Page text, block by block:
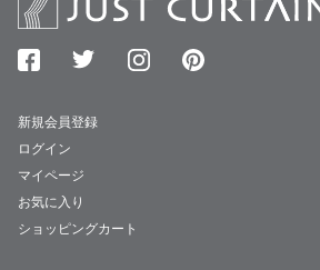
新規会員登録
ログイン
マイページ
お気に入り
ショッピングカート